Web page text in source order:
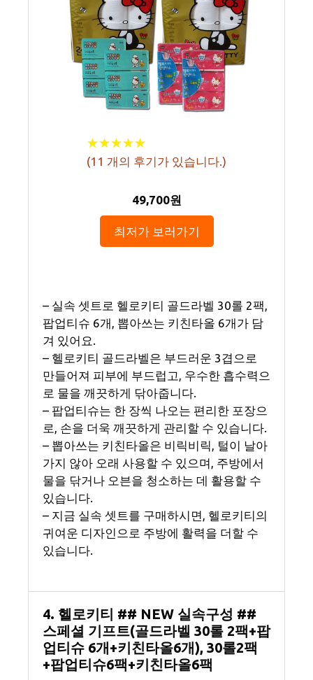
★★★★★
★★★★★
(11 개의 후기가 있습니다.)
49,700원
최저가 보러가기
– 실속 셋트로 헬로키티 골드라벨 30롤 2팩,
팝업티슈 6개, 뽑아쓰는 키친타올 6개가 담
겨 있어요.
– 헬로키티 골드라벨은 부드러운 3겹으로
만들어져 피부에 부드럽고, 우수한 흡수력으
로 물을 깨끗하게 닦아줍니다.
– 팝업티슈는 한 장씩 나오는 편리한 포장으
로, 손을 더욱 깨끗하게 관리할 수 있습니다.
– 뽑아쓰는 키친타올은 비릭비릭, 털이 날아
가지 않아 오래 사용할 수 있으며, 주방에서
물을 닦거나 오븐을 청소하는 데 활용할 수
있습니다.
– 지금 실속 셋트를 구매하시면, 헬로키티의
귀여운 디자인으로 주방에 활력을 더할 수
있습니다.
4. 헬로키티 ## NEW 실속구성 ##
스페셜 기프트(골드라벨 30롤 2팩+팝
업티슈 6개+키친타올6개), 30롤2팩
+팝업티슈6팩+키친타올6팩